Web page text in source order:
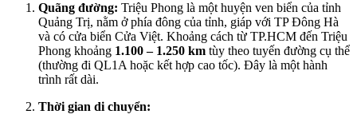
Quãng đường: Triệu Phong là một huyện ven biển của tỉnh
Quảng Trị, nằm ở phía đông của tỉnh, giáp với TP Đông Hà
và có cửa biển Cửa Việt. Khoảng cách từ TP.HCM đến Triệu
Phong khoảng 1.100 – 1.250 km tùy theo tuyến đường cụ thể
(thường đi QL1A hoặc kết hợp cao tốc). Đây là một hành
trình rất dài.
Thời gian di chuyển: